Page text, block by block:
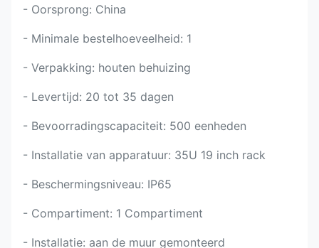
- Oorsprong: China
- Minimale bestelhoeveelheid: 1
- Verpakking: houten behuizing
- Levertijd: 20 tot 35 dagen
- Bevoorradingscapaciteit: 500 eenheden
- Installatie van apparatuur: 35U 19 inch rack
- Beschermingsniveau: IP65
- Compartiment: 1 Compartiment
- Installatie: aan de muur gemonteerd